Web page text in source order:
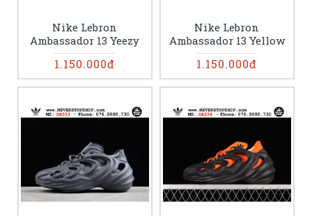
Nike Lebron
Ambassador 13 Yeezy
1.150.000đ
Nike Lebron
Ambassador 13 Yellow
1.150.000đ